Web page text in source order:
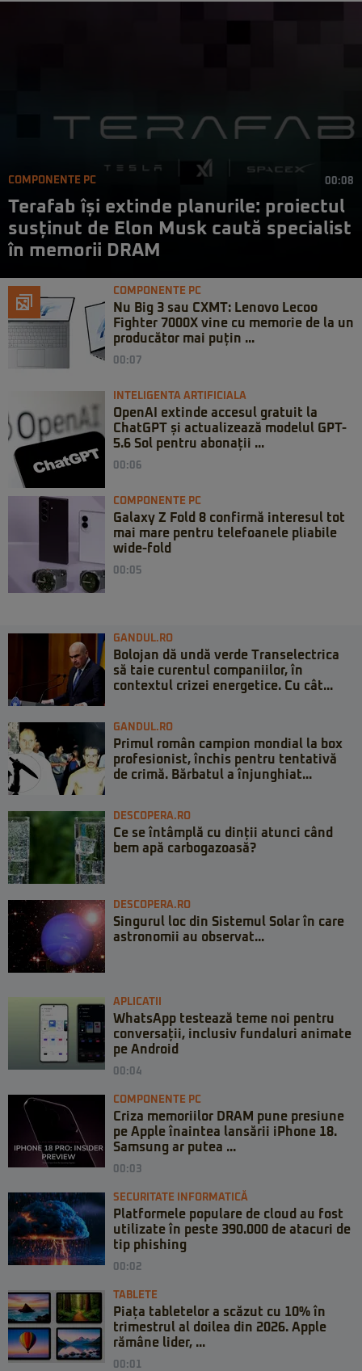
COMPONENTE PC 00:08
Terafab își extinde planurile: proiectul
susținut de Elon Musk caută specialist
în memorii DRAM
COMPONENTE PC
Nu Big 3 sau CXMT: Lenovo Lecoo
Fighter 7000X vine cu memorie de la un
producător mai puțin ...
00:07
INTELIGENTA ARTIFICIALA
OpenAI extinde accesul gratuit la
ChatGPT și actualizează modelul GPT-
5.6 Sol pentru abonații ...
00:06
COMPONENTE PC
Galaxy Z Fold 8 confirmă interesul tot
mai mare pentru telefoanele pliabile
wide-fold
00:05
GANDUL.RO
Bolojan dă undă verde Transelectrica
să taie curentul companiilor, în
contextul crizei energetice. Cu cât...
GANDUL.RO
Primul român campion mondial la box
profesionist, închis pentru tentativă
de crimă. Bărbatul a înjunghiat...
DESCOPERA.RO
Ce se întâmplă cu dinții atunci când
bem apă carbogazoasă?
DESCOPERA.RO
Singurul loc din Sistemul Solar în care
astronomii au observat...
APLICATII
WhatsApp testează teme noi pentru
conversații, inclusiv fundaluri animate
pe Android
00:04
COMPONENTE PC
Criza memoriilor DRAM pune presiune
pe Apple înaintea lansării iPhone 18.
Samsung ar putea ...
00:03
SECURITATE INFORMATICĂ
Platformele populare de cloud au fost
utilizate în peste 390.000 de atacuri de
tip phishing
00:02
TABLETE
Piața tabletelor a scăzut cu 10% în
trimestrul al doilea din 2026. Apple
rămâne lider, ...
00:01